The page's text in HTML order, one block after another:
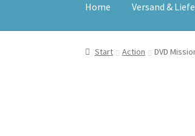
Home Versand &
Start Action DVD